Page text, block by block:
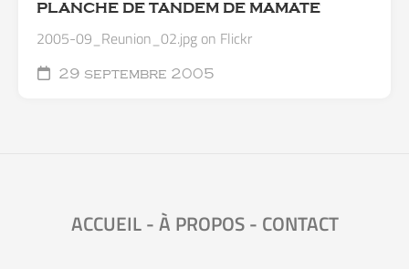
PLANCHE DE TANDEM DE MAMATE
2005-09_Reunion_02.jpg on Flickr
29 septembre 2005
ACCUEIL-À PROPOS- CONTACT